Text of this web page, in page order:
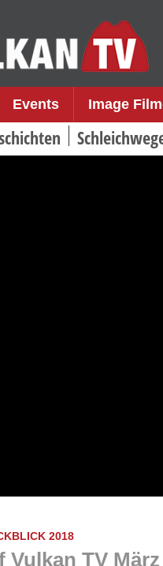
Events Image
2018
Vulkan TV März